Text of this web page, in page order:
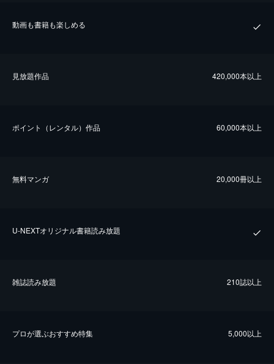
動画も書籍も楽しめる
⾒放題作品 420,000本以上
ポイント（レンタル）作品 60,000本以上
無料マンガ 20,000冊以上
U-NEXTオリジナル書籍読み放題
雑誌読み放題 210誌以上
プロが選ぶおすすめ特集 5,000以上